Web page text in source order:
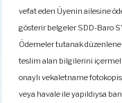
vefat eden Üyenin ailesine
gösterir belgeler SDD-Baro
Ödemeler tutanak
teslim alan bilgilerini
onaylı vekaletname
veya havale ile yapıldıysa